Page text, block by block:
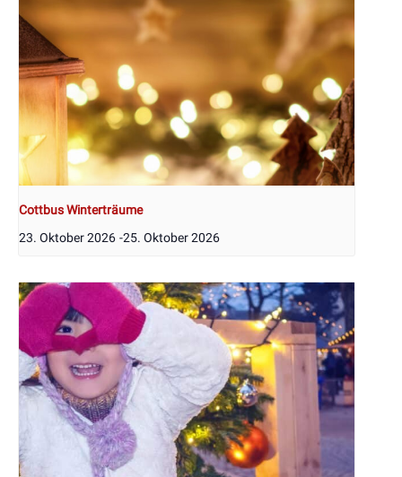
Cottbus Winterträume
23. Oktober 2026 -25. Oktober 2026